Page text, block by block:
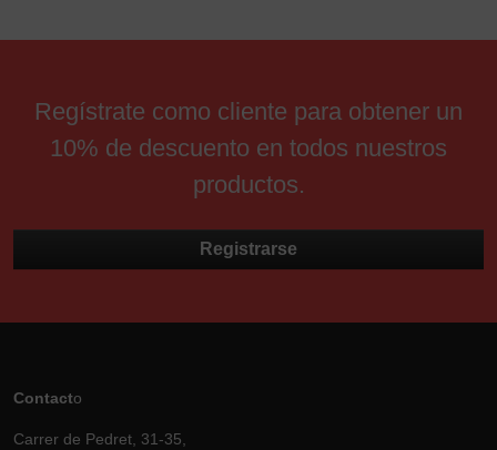
Regístrate como cliente para obtener un
10% de descuento en todos nuestros
productos.
Registrarse
Contacto
Carrer de Pedret, 31-35,